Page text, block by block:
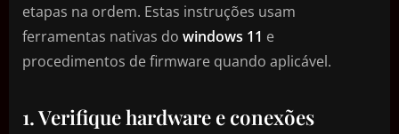
etapas na ordem. Estas instruções usam
ferramentas nativas do windows 11 e
procedimentos de firmware quando aplicável.
1. Verifique hardware e conexões